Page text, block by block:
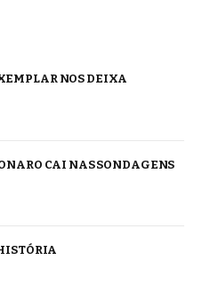
NOS DEIXA
CAI NAS SONDAGENS